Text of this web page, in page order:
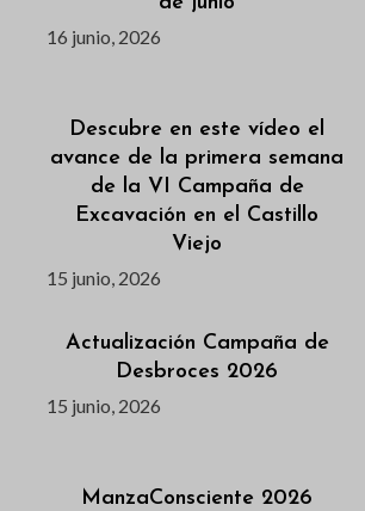
16 junio, 2026
Descubre en este vídeo el
avance de la primera semana
de la VI Campaña de
Excavación en el Castillo
Viejo
15 junio, 2026
Actualización Campaña de
Desbroces 2026
15 junio, 2026
ManzaConsciente 2026